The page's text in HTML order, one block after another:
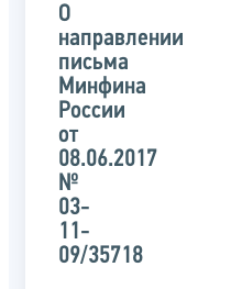
указанного
письма
О
направлении
письма
Минфина
России
от
08.06.2017
№
03-
11-
09/35718